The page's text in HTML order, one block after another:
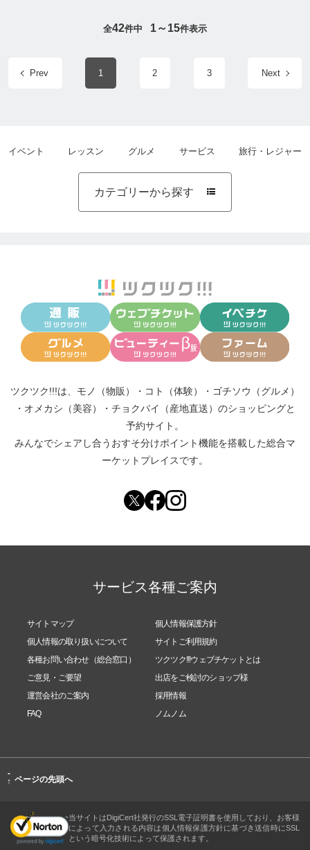
全42件中 1～15件表示
Prev 1 2 3 Next
イベント レッスン グルメ サービス 旅行・レジャー
カテゴリーから探す 
ツクツク!!!は、 モノ（物販） ・ コト（体験） ・ ゴチソウ（グルメ）
・ オメカシ（美容） ・ チョクバイ（産地直送） のショッピングと
予約サイト。
みんなでシェアし合う おすそ分けポイント機能を搭載した総合マ
ーケットプレイスです。
サービス各種ご案内
サイトマップ
個人情報保護方針
個人情報の取り扱いについて
サイトご利用規約
各種お問い合わせ（総合窓口）
ツクツク!!!ウェブチケットとは
ご意見・ご要望
出店をご検討のショップ様
運営会社のご案内
採用情報
FAQ
ノムノム
-
↑ ページの先頭へ
当サイトはDigiCert社発行のSSL電子証明書を使用しており、お客様
によって入力される内容は個人情報保護方針に基づき送信時にSSL
という暗号化技術によって保護されます。